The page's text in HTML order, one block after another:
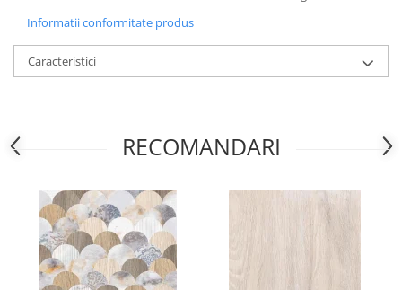
Informatii conformitate produs
Caracteristici
RECOMANDARI